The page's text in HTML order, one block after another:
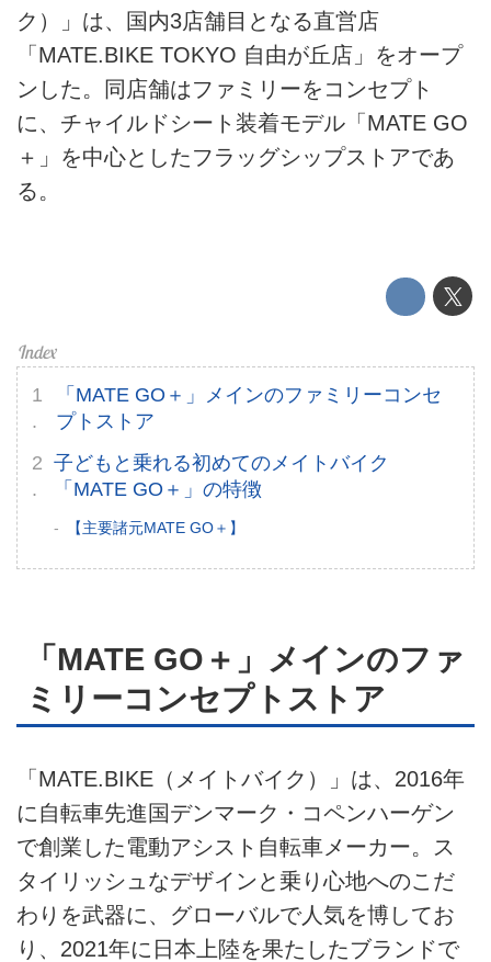
EV
電動バイク
電動キックボード
ライフスタイル
プライバシーポリシー
ライター名簿
お問い合せ
ク）」は、国内3店舗目となる直営店
「MATE.BIKE TOKYO 自由が丘店」をオープ
ンした。同店舗はファミリーをコンセプト
に、チャイルドシート装着モデル「MATE GO
＋」を中心としたフラッグシップストアであ
る。
「MATE GO＋」メインのファミリーコンセ
プトストア
子どもと乗れる初めてのメイトバイク
「MATE GO＋」の特徴
【主要諸元MATE GO＋】
「MATE GO＋」メインのファ
ミリーコンセプトストア
「MATE.BIKE（メイトバイク）」は、2016年
に自転車先進国デンマーク・コペンハーゲン
で創業した電動アシスト自転車メーカー。ス
タイリッシュなデザインと乗り心地へのこだ
わりを武器に、グローバルで人気を博してお
り、2021年に日本上陸を果たしたブランドで